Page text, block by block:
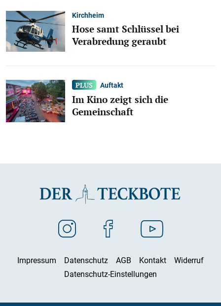
Kirchheim
Hose samt Schlüssel bei
Verabredung geraubt
Auftakt
Im Kino zeigt sich die
Gemeinschaft
Impressum Datenschutz AGB Kontakt
Widerruf
Datenschutz-Einstellungen